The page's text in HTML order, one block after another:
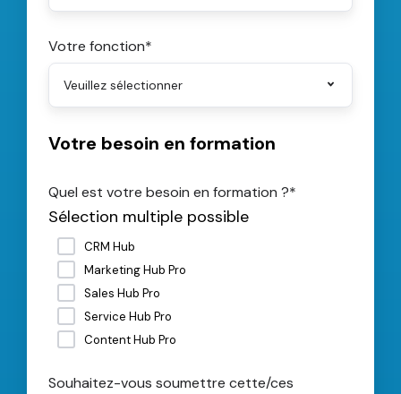
Votre fonction*
Votre besoin en formation
Quel est votre besoin en formation ?*
Sélection multiple possible
CRM Hub
Marketing Hub Pro
Sales Hub Pro
Service Hub Pro
Content Hub Pro
Souhaitez-vous soumettre cette/ces